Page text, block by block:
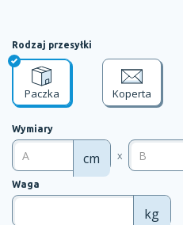
Rodzaj przesyłki
Paczka Koperta
Wymiary
cm x
Waga
kg